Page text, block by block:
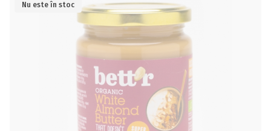
Nu este în stoc